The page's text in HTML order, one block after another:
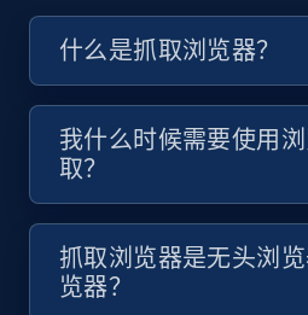
什么是抓取浏览器？
我什么时候需要使用
取？
抓取浏览器是无头浏
览器？